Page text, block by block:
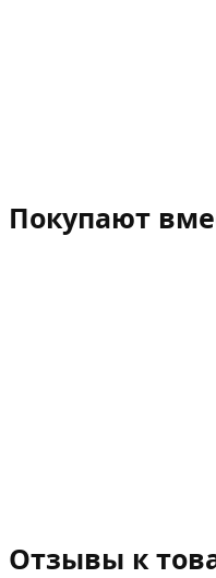
Покупают
Отзывы к